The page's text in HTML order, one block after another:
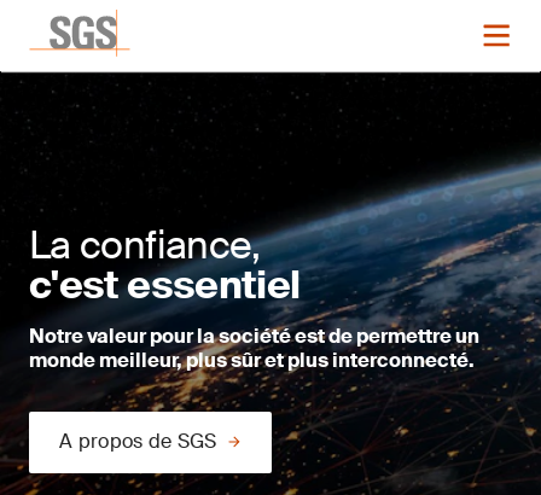
La confiance,
c'est essentiel
Notre valeur pour la société est de permettre un
monde meilleur, plus sûr et plus interconnecté.
A propos de SGS